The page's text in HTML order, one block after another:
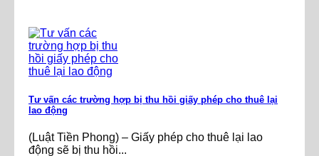
Tư vấn các trường hợp bị thu hồi giấy phép cho thuê lại
lao động
(Luật Tiền Phong) – Giấy phép cho thuê lại lao
động sẽ bị thu hồi...